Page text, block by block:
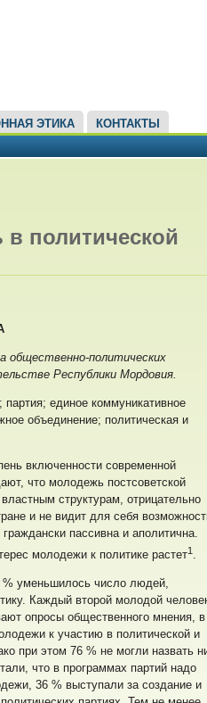
ЭТИКА КОНТАКТЫ
политической
политических
Республики Мордовия.
единое коммуникативное
объединение; политическая и
включенности современной
что молодежь постсоветской
структурам, отрицательно
и не видит для себя
пассивна и аполитична.
молодежи к политике растет1
уменьшилось число людей,
Каждый второй молодой
опросы общественного мнения, в
к участию в политической и
при этом 76 % не могли назвать
что в программах партий надо
36 % выступали за создание и